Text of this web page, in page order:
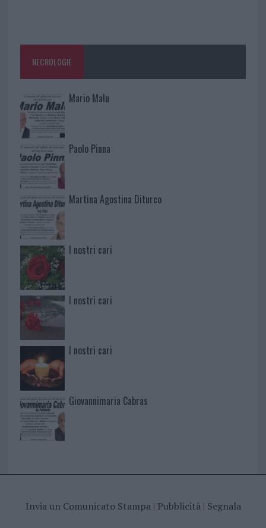
NECROLOGIE
Mario Malu
Paolo Pinna
Martina Agostina Diturco
I nostri cari
I nostri cari
I nostri cari
Giovannimaria Cabras
Invia un Comunicato Stampa| Pubblicità| Segnala